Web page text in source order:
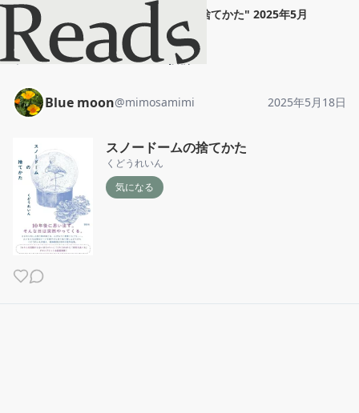
スノードームの捨てかた" 2025年5月
18日
ホーム
Blue moon 投稿
Blue moon@mimosamimi 2025年5月18日
スノードームの捨てかた
くどうれいん
気になる